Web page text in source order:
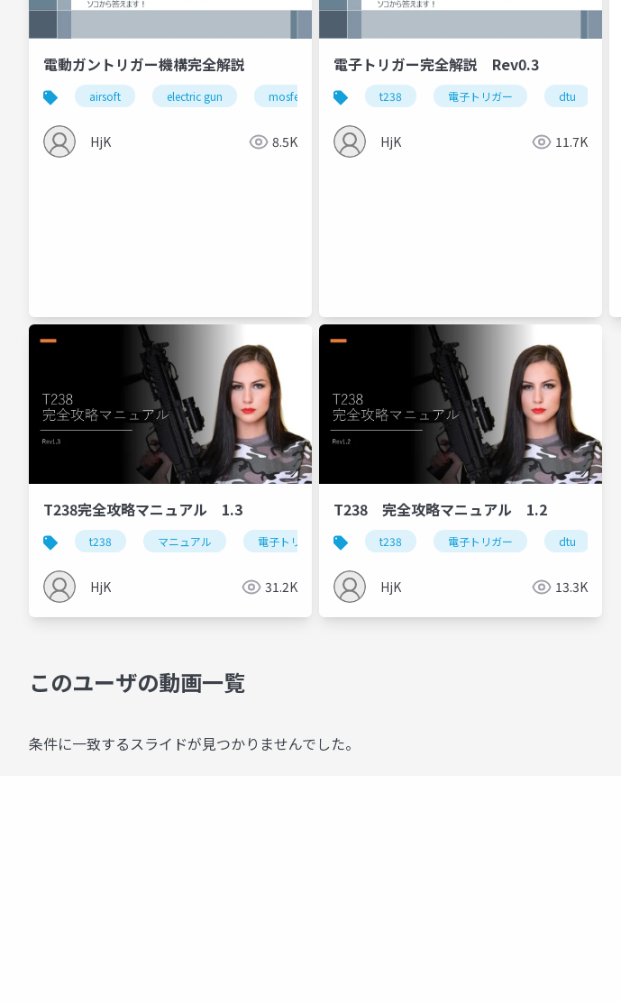
電動ガントリガー機構完全解説
airsoft electric gun mosfet trigger mechanism customization
HjK 8.5K
電子トリガー完全解説 Rev0.3
t238 電子トリガー dtu
HjK 11.7K
T238完全攻略マニュアル 1.3
t238 マニュアル 電子トリガー dtu fcu
HjK 31.2K
T238 完全攻略マニュアル 1.2
t238 電子トリガー dtu
HjK 13.3K
このユーザの動画一覧
条件に一致するスライドが見つかりませんでした。